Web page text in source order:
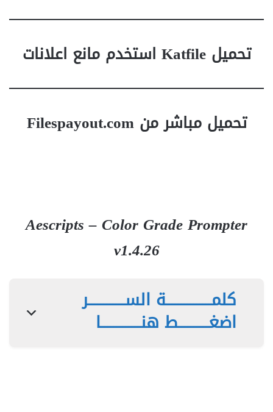
تحميل Katfile استخدم مانع اعلانات
تحميل مباشر من Filespayout.com
Aescripts – Color Grade Prompter
v1.4.26
كلمـــــــــــــــة الســــــــــــر
اضغــــــــــط هنـــــــــــــا